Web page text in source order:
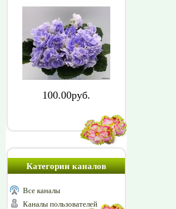
100.00руб.
Категории каналов
Все каналы
Каналы пользователей